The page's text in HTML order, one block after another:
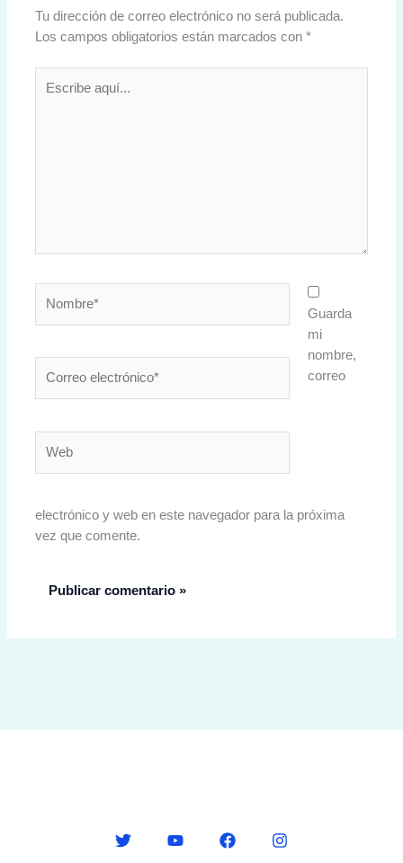
Tu dirección de correo electrónico no será publicada.
Los campos obligatorios están marcados con*
aquí...
electrónico*
Guarda
mi
nombre,
correo
electrónico y web en este navegador para la próxima
vez que comente.